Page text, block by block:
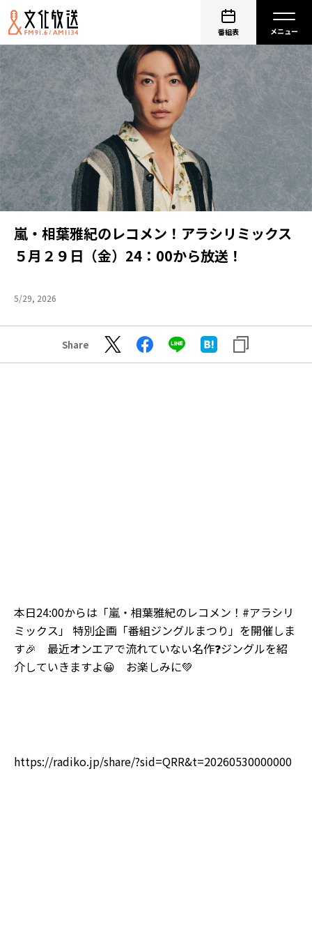
番組表
嵐・相葉雅紀のレコメン！アラシリミックス
５月２９日（金）24：00から放送！
5/29, 2026
Share
本日24:00からは「嵐・相葉雅紀のレコメン！ #アラシリ
ミックス」 特別企画「番組ジングルまつり」を開催しま
す🎉 最近オンエアで流れていない名作❓ジングルを紹
介していきますよ😀 お楽しみに💚
https://radiko.jp/share/?sid=QRR&t=20260530000000